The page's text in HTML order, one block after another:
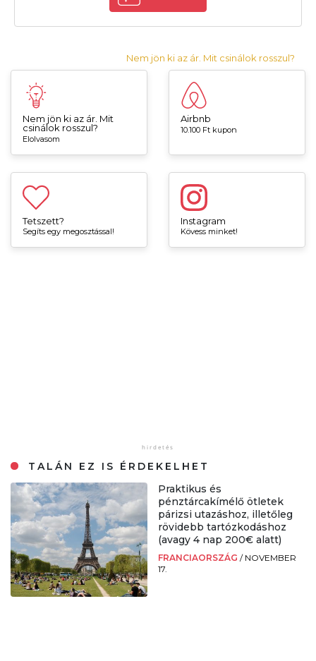
Nem jön ki az ár. Mit csinálok rosszul?
Nem jön ki az ár. Mit
csinálok rosszul?
Elolvasom
Airbnb
10.100 Ft kupon
Tetszett?
Segíts egy megosztással!
Instagram
Kövess minket!
TALÁN EZ IS ÉRDEKELHET
Praktikus és
pénztárcakímélő ötletek
párizsi utazáshoz, illetőleg
rövidebb tartózkodáshoz
(avagy 4 nap 200€ alatt)
FRANCIAORSZÁG / NOVEMBER
17.